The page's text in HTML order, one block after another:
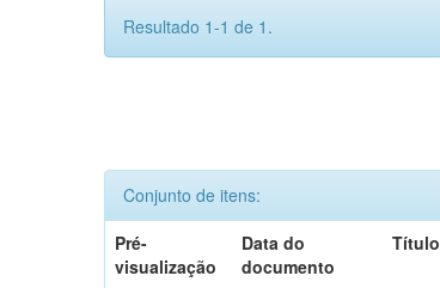
Resultado 1-1 de 1.
Conjunto de itens:
Pré-
visualização
Data do
documento
Título